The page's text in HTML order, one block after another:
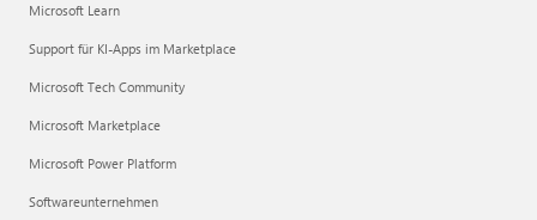
Microsoft Learn
Support für KI-Apps im Marketplace
Microsoft Tech Community
Microsoft Marketplace
Microsoft Power Platform
Softwareunternehmen